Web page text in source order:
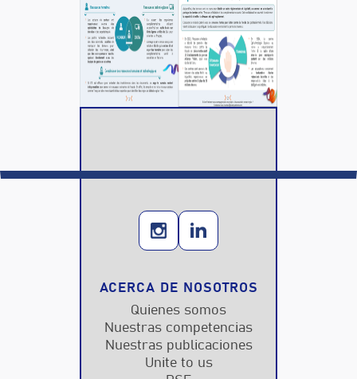
ACERCA DE NOSOTROS
Quienes somos
Nuestras competencias
Nuestras publicaciones
Unite to us